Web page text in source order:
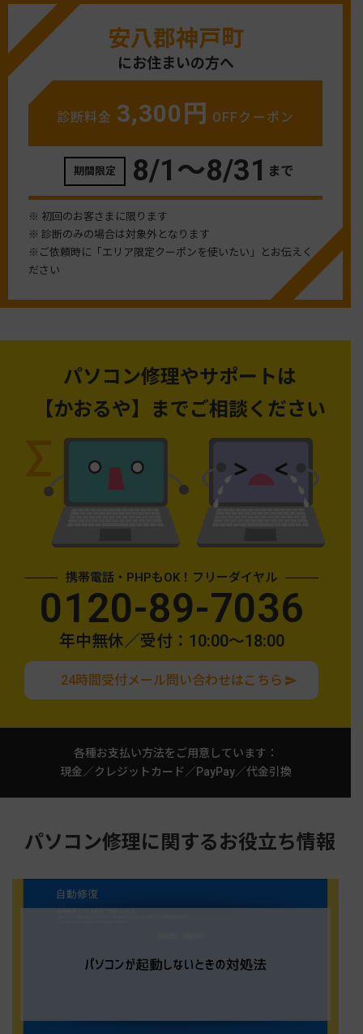
安八郡神戸町
にお住まいの方へ
診断料金 3,300円 OFFクーポン
期間限定 8/1〜8/31 まで
※ 初回のお客さまに限ります
※ 診断のみの場合は対象外となります
※ご依頼時に「エリア限定クーポンを使いたい」とお伝えく
ださい
パソコン修理やサポートは
【かおるや】までご相談ください
携帯電話・PHPもOK！フリーダイヤル
0120-89-7036
年中無休／受付：10:00〜18:00
24時間受付メール問い合わせはこちら
各種お支払い方法をご用意しています：
現金／クレジットカード／PayPay／代金引換
パソコン修理に関するお役立ち情報